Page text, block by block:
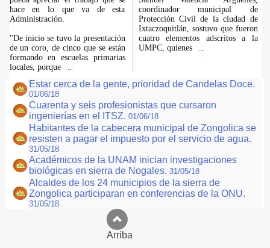
hace en lo que va de esta
Administración.
"De inicio se tuvo la presentación
de un coro, de cinco que se están
formando en escuelas primarias
locales, porque
coordinador municipal de
Protección Civil de la ciudad de
Ixtaczoquitlán, sostuvo que fueron
cuatro elementos adscritos a la
UMPC, quienes
Estar cerca de la gente, prioridad de Candelas Doce.
01/06/18
Cuarenta y seis profesionistas que cursaron
ingenierías en el ITSZ. 01/06/18
Habitantes de la cabecera municipal de Zongolica se
resisten a pagar el impuesto por el servicio de agua.
31/05/18
Académicos de la UNAM inician investigaciones
biológicas en sierra de Nogales. 31/05/18
Alcaldes de los 24 municipios de la sierra de
Zongolica participaran en conferencias de la ONU.
31/05/18
Arriba